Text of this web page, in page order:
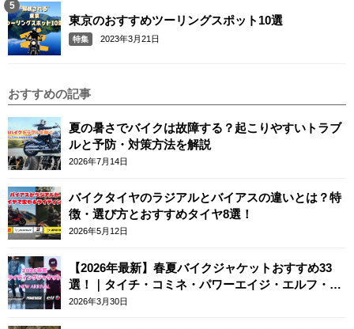
東京のおすすめツーリングスポット10選
特集 2023年3月21日
おすすめの記事
夏の暑さでバイクは故障する？起こりやすいトラブ
ルと予防・対策方法を解説
2026年7月14日
バイクタイヤのラジアルとバイアスの違いとは？特
徴・選び方とおすすめタイヤ8選！
2026年5月12日
【2026年最新】春夏バイクジャケットおすすめ33
選！｜タイチ・コミネ・パワーエイジ・エルフ・エ
ースカフェロンドン
2026年3月30日